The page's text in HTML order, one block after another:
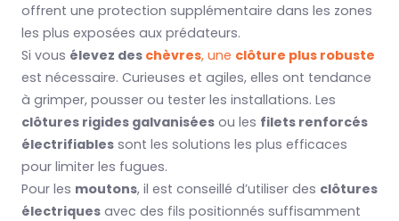
offrent une protection supplémentaire dans les zones
les plus exposées aux prédateurs.
Si vous élevez des chèvres, une clôture plus robuste
est nécessaire. Curieuses et agiles, elles ont tendance
à grimper, pousser ou tester les installations. Les
clôtures rigides galvanisées ou les filets renforcés
électrifiables sont les solutions les plus efficaces
pour limiter les fugues.
Pour les moutons, il est conseillé d’utiliser des clôtures
électriques avec des fils positionnés suffisamment